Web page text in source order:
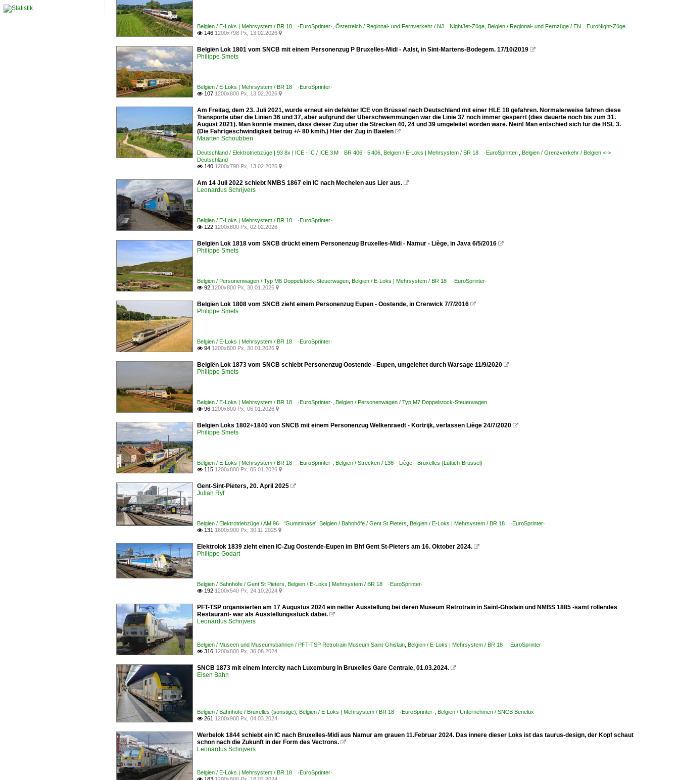
Belgien / E-Loks | Mehrsystem / BR 18 ·EuroSprinter· Österreich / Regional- und Fernverkehr / NJ NightJet-Züge Belgien / Regional- und Fernzüge / EN EuroNight-Züge
 146 1200x798 Px, 13.02.2026 
Belgiën Lok 1801 vom SNCB mit einem Personenzug P Bruxelles-Midi - Aalst, in Sint-Martens-Bodegem. 17/10/2019 
Philippe Smets
Belgien / E-Loks | Mehrsystem / BR 18 ·EuroSprinter·
 107 1200x800 Px, 13.02.2026 
Am Freitag, dem 23. Juli 2021, wurde erneut ein defekter ICE von Brüssel nach Deutschland mit einer HLE 18 gefahren. Normalerweise fahren diese
Transporte über die Linien 36 und 37, aber aufgrund der Überschwemmungen war die Linie 37 noch immer gesperrt (dies dauerte noch bis zum 31.
August 2021). Man könnte meinen, dass dieser Zug über die Strecken 40, 24 und 39 umgeleitet worden wäre. Nein! Man entschied sich für die HSL 3.
(Die Fahrtgeschwindigkeit betrug +/- 80 km/h.) Hier der Zug in Baelen 
Maarten Schoubben
Deutschland / Elektrotriebzüge | 93 8x | ICE - IC / ICE 3 M BR 406 · 5 406 Belgien / E-Loks | Mehrsystem / BR 18 ·EuroSprinter· Belgien / Grenzverkehr / Belgien <->
Deutschland
 140 1200x798 Px, 13.02.2026 
Am 14 Juli 2022 schiebt NMBS 1867 ein IC nach Mechelen aus Lier aus. 
Leonardus Schrijvers
Belgien / E-Loks | Mehrsystem / BR 18 ·EuroSprinter·
 122 1200x800 Px, 02.02.2026
Belgiën Lok 1818 vom SNCB drückt einem Personenzug Bruxelles-Midi - Namur - Liège, in Java 6/5/2016 
Philippe Smets
Belgien / Personenwagen / Typ M6 Doppelstock-Steuerwagen Belgien / E-Loks | Mehrsystem / BR 18 ·EuroSprinter·
 92 1200x800 Px, 30.01.2026 
Belgiën Lok 1808 vom SNCB zieht einem Personenzug Eupen - Oostende, in Crenwick 7/7/2016 
Philippe Smets
Belgien / E-Loks | Mehrsystem / BR 18 ·EuroSprinter·
 94 1200x800 Px, 30.01.2026 
Belgiën Lok 1873 vom SNCB schiebt Personenzug Oostende - Eupen, umgeleitet durch Warsage 11/9/2020 
Philippe Smets
Belgien / E-Loks | Mehrsystem / BR 18 ·EuroSprinter· Belgien / Personenwagen / Typ M7 Doppelstock-Steuerwagen
 96 1200x800 Px, 06.01.2026 
Belgiën Loks 1802+1840 von SNCB mit einem Personenzug Welkenraedt - Kortrijk, verlassen Liège 24/7/2020 
Philippe Smets
Belgien / E-Loks | Mehrsystem / BR 18 ·EuroSprinter· Belgien / Strecken / L36 Liège – Bruxelles (Lüttich-Brüssel)
 115 1200x800 Px, 05.01.2026 
Gent-Sint-Pieters, 20. April 2025 
Julian Ryf
Belgien / Elektrotriebzüge / AM 96 'Gumminase' Belgien / Bahnhöfe / Gent St Pieters Belgien / E-Loks | Mehrsystem / BR 18 ·EuroSprinter·
 131 1600x900 Px, 30.11.2025 
Elektrolok 1839 zieht einen IC-Zug Oostende-Eupen im Bhf Gent St-Pieters am 16. Oktober 2024. 
Philippe Godart
Belgien / Bahnhöfe / Gent St Pieters Belgien / E-Loks | Mehrsystem / BR 18 ·EuroSprinter·
 192 1200x540 Px, 24.10.2024 
PFT-TSP organisierten am 17 Augustus 2024 ein netter Ausstellung bei deren Museum Retrotrain in Saint-Ghislain und NMBS 1885 -samt rollendes
Restaurant- war als Ausstellungsstuck dabei. 
Leonardus Schrijvers
Belgien / Museen und Museumsbahnen / PFT-TSP Retrotrain Museum Saint-Ghislain Belgien / E-Loks | Mehrsystem / BR 18 ·EuroSprinter·
 316 1200x800 Px, 30.08.2024
SNCB 1873 mit einem Intercity nach Luxemburg in Bruxelles Gare Centrale, 01.03.2024. 
Eisen Bahn
Belgien / Bahnhöfe / Bruxelles (sonstige) Belgien / E-Loks | Mehrsystem / BR 18 ·EuroSprinter· Belgien / Unternehmen / SNCB Benelux
 261 1200x900 Px, 04.03.2024
Werbelok 1844 schiebt ein IC nach Bruxelles-Midi aus Namur am grauen 11.Februar 2024. Das innere dieser Loks ist das taurus-design, der Kopf schaut
schon nach die Zukunft in der Form des Vectrons. 
Leonardus Schrijvers
Belgien / E-Loks | Mehrsystem / BR 18 ·EuroSprinter·